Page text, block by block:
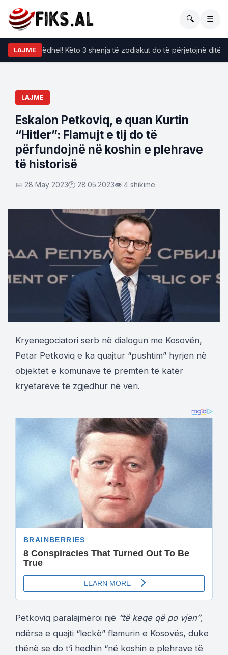
🔍 ☰
LAJME
po i përkëdhel! Këto 3 shenja të zodiakut do të përjetojnë ditë të
LAJME
Eskalon Petkoviq, e quan Kurtin
“Hitler”: Flamujt e tij do të
përfundojnë në koshin e plehrave
të historisë
📅 28 May 2023🕐 28.05.2023👁 4 shikime
Kryenegociatori serb në dialogun me Kosovën,
Petar Petkoviq e ka quajtur “pushtim” hyrjen në
objektet e komunave të premtën të katër
kryetarëve të zgjedhur në veri.
Petkoviq paralajmëroi një “të keqe që po vjen”,
ndërsa e quajti “leckë” flamurin e Kosovës, duke
thënë se do t’i hedhin “në koshin e plehrave të